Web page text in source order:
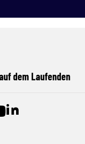
dem Laufenden